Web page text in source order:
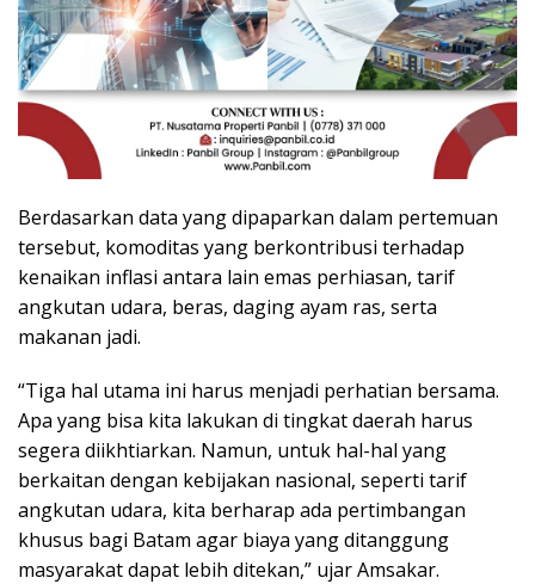
Berdasarkan data yang dipaparkan dalam pertemuan
tersebut, komoditas yang berkontribusi terhadap
kenaikan inflasi antara lain emas perhiasan, tarif
angkutan udara, beras, daging ayam ras, serta
makanan jadi.
“Tiga hal utama ini harus menjadi perhatian bersama.
Apa yang bisa kita lakukan di tingkat daerah harus
segera diikhtiarkan. Namun, untuk hal-hal yang
berkaitan dengan kebijakan nasional, seperti tarif
angkutan udara, kita berharap ada pertimbangan
khusus bagi Batam agar biaya yang ditanggung
masyarakat dapat lebih ditekan,” ujar Amsakar.